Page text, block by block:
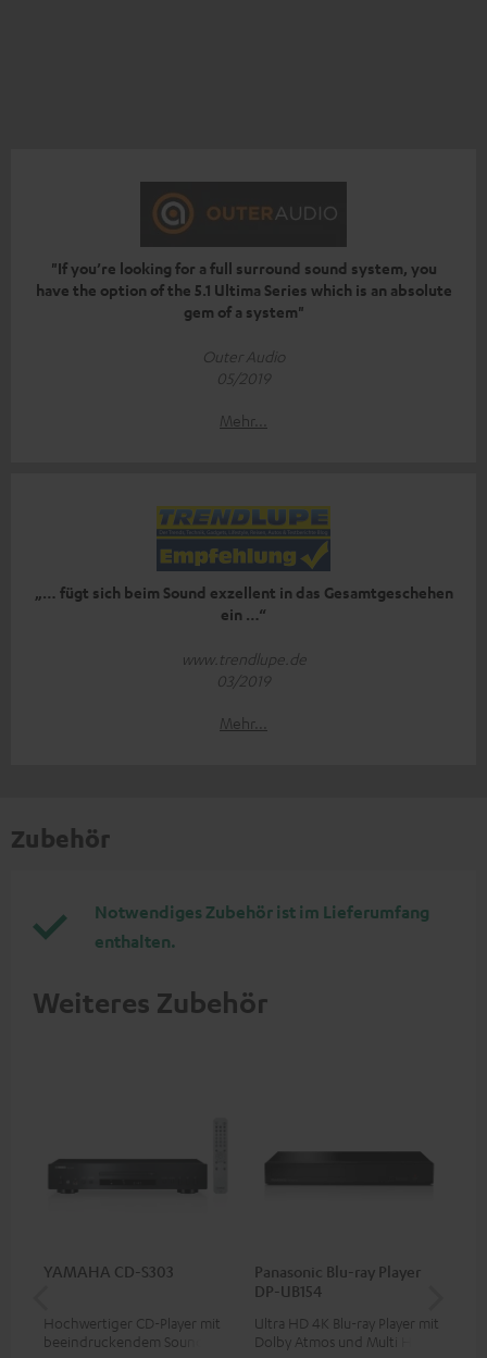
"If you’re looking for a full surround sound system, you
have the option of the 5.1 Ultima Series which is an absolute
gem of a system"
Outer Audio
05/2019
Mehr...
„… fügt sich beim Sound exzellent in das Gesamtgeschehen
ein …“
www.trendlupe.de
03/2019
Mehr...
Zubehör
Notwendiges Zubehör ist im Lieferumfang
enthalten.
Weiteres Zubehör
YAMAHA CD-S303
Hochwertiger CD-Player mit
beeindruckendem Sound und
Panasonic Blu-ray Player
DP-UB154
Ultra HD 4K Blu-ray Player mit
Dolby Atmos und Multi HDR-